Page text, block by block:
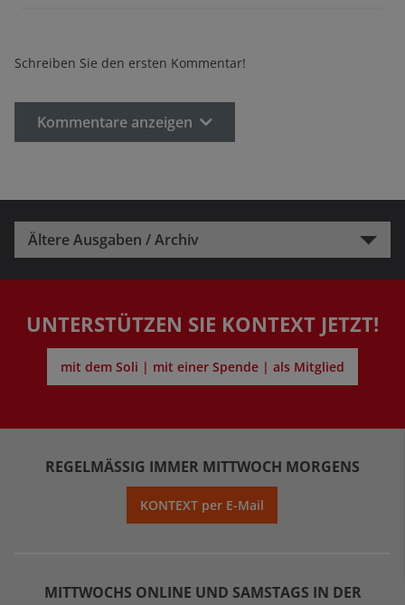
Schreiben Sie den ersten Kommentar!
Kommentare anzeigen
Ältere Ausgaben / Archiv
UNTERSTÜTZEN SIE KONTEXT JETZT!
mit dem Soli | mit einer Spende | als Mitglied
REGELMÄSSIG IMMER MITTWOCH MORGENS
KONTEXT per E-Mail
MITTWOCHS ONLINE UND SAMSTAGS IN DER